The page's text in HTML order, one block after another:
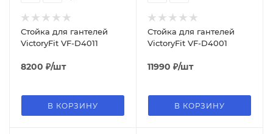
Стойка для гантелей
VictoryFit VF-D4011
8200 ₽/шт
В КОРЗИНУ
Стойка для гантелей
VictoryFit VF-D4001
11990 ₽/шт
В КОРЗИНУ